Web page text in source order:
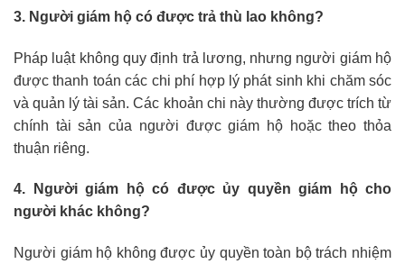
3. Người giám hộ có được trả thù lao không?
Pháp luật không quy định trả lương, nhưng người giám hộ
được thanh toán các chi phí hợp lý phát sinh khi chăm sóc
và quản lý tài sản. Các khoản chi này thường được trích từ
chính tài sản của người được giám hộ hoặc theo thỏa
thuận riêng.
4. Người giám hộ có được ủy quyền giám hộ cho
người khác không?
Người giám hộ không được ủy quyền toàn bộ trách nhiệm